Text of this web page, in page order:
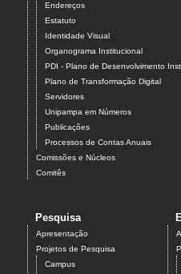
Endereços
Estatuto
Identidade Visual
Organograma Institucional
PDI - Plano de Desenvolvimento
Plano de Transformação Digital
Servidores
Unipampa em Números
Publicações
Processos de Contas Anuais
Comissões e Núcleos
Comitês
Pesquisa
Apresentação
Projetos de Pesquisa
Campus